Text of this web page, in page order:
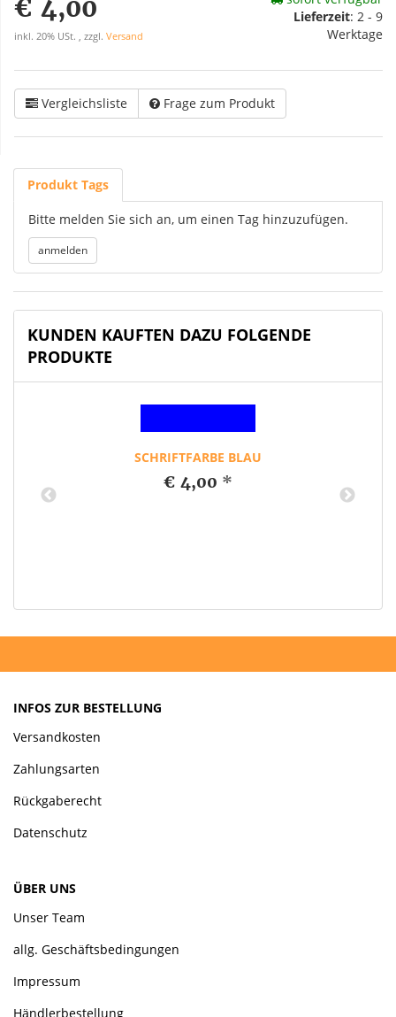
€ 4,00
inkl. 20% USt. , zzgl. Versand
Lieferzeit: 2 - 9
Werktage
Vergleichsliste Frage zum Produkt
Produkt Tags
Bitte melden Sie sich an, um einen Tag hinzuzufügen.
KUNDEN KAUFTEN DAZU FOLGENDE
PRODUKTE
SCHRIFTFARBE BLAU
€ 4,00 *
INFOS ZUR BESTELLUNG
Versandkosten
Zahlungsarten
Rückgaberecht
Datenschutz
ÜBER UNS
Unser Team
allg. Geschäftsbedingungen
Impressum
Händlerbestellung